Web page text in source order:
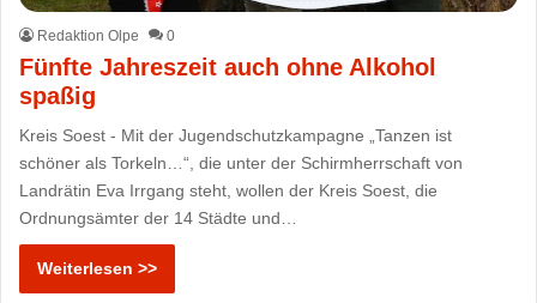
Redaktion Olpe 0
Fünfte Jahreszeit auch ohne Alkohol
spaßig
Kreis Soest - Mit der Jugendschutzkampagne „Tanzen ist
schöner als Torkeln…“, die unter der Schirmherrschaft von
Landrätin Eva Irrgang steht, wollen der Kreis Soest, die
Ordnungsämter der 14 Städte und…
Weiterlesen >>